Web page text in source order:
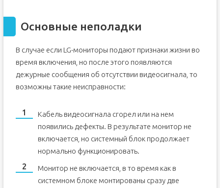
Основные неполадки
В случае если LG-мониторы подают признаки жизни во
время включения, но после этого появляются
дежурные сообщения об отсутствии видеосигнала, то
возможны такие неисправности:
Кабель видеосигнала сгорел или на нем
появились дефекты. В результате монитор не
включается, но системный блок продолжает
нормально функционировать.
Монитор не включается, в то время как в
системном блоке монтированы сразу две